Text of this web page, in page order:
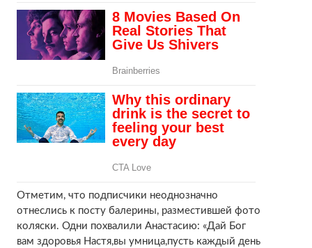
Отметим, что подписчики неоднозначно
отнеслись к посту балерины, разместившей фото
коляски. Одни похвалили Анастасию: «Дай Бог
вам здоровья Настя,вы умница,пусть каждый день